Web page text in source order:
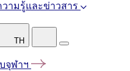
วามรู้และข่าวสาร
TH
จุฬาฯ